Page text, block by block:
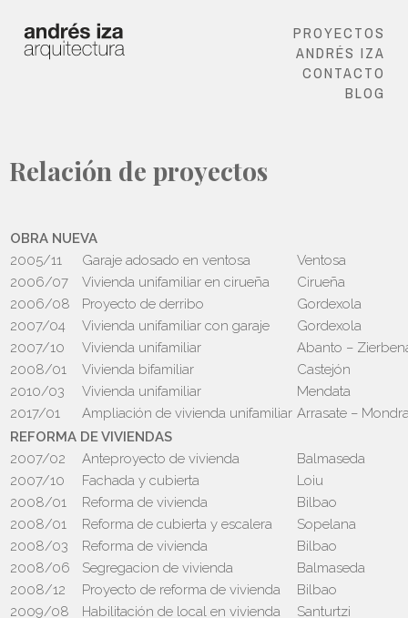
PROYECTOS
ANDRÉS IZA
CONTACTO
BLOG
Relación de proyectos
OBRA NUEVA
2005/11
Garaje adosado en ventosa
Ventosa
2006/07
Vivienda unifamiliar en cirueña
Cirueña
2006/08
Proyecto de derribo
Gordexola
2007/04
Vivienda unifamiliar con garaje
Gordexola
2007/10
Vivienda unifamiliar
Abanto –
2008/01
Vivienda bifamiliar
Castejón
2010/03
Vivienda unifamiliar
Mendata
2017/01
Ampliación de vivienda unifamiliar Arrasate –
REFORMA DE VIVIENDAS
2007/02
Anteproyecto de vivienda
Balmaseda
2007/10
Fachada y cubierta
Loiu
2008/01
Reforma de vivienda
Bilbao
2008/01
Reforma de cubierta y escalera
Sopelana
2008/03
Reforma de vivienda
Bilbao
2008/06
Segregacion de vivienda
Balmaseda
2008/12
Proyecto de reforma de vivienda
Bilbao
2009/08
Habilitación de local en vivienda
Santurtzi